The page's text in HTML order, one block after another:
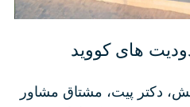
های کووید
دکتر پیت، مشتاق مشاور